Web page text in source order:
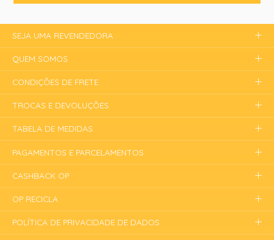
SEJA UMA REVENDEDORA
QUEM SOMOS
CONDIÇÕES DE FRETE
TROCAS E DEVOLUÇÕES
TABELA DE MEDIDAS
PAGAMENTOS E PARCELAMENTOS
CASHBACK OP
OP RECICLA
POLÍTICA DE PRIVACIDADE DE DADOS